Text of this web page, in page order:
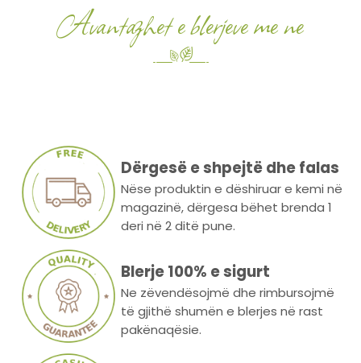
Avantazhet e blerjeve me ne
Dërgesë e shpejtë dhe falas
Nëse produktin e dëshiruar e kemi në
magazinë, dërgesa bëhet brenda 1
deri në 2 ditë pune.
Blerje 100% e sigurt
Ne zëvendësojmë dhe rimbursojmë
të gjithë shumën e blerjes në rast
pakënaqësie.